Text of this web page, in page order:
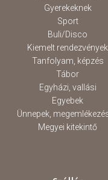
Gyerekeknek
Sport
Buli/Disco
Kiemelt rendezvények
Tanfolyam, képzés
Tábor
Egyházi, vallási
Egyebek
Ünnepek,
Megyei kitekintő